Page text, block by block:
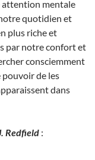
attention mentale
quotidien et
plus riche et
par notre confort et
consciemment
de les
dans
J. Redfield :